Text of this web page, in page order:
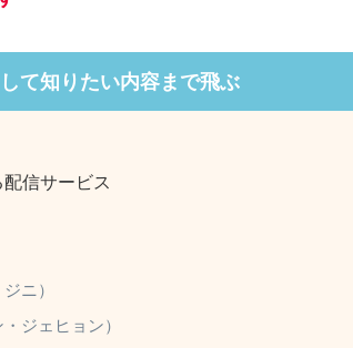
て知りたい内容まで飛ぶ
信サービス
ニ）
ジェヒョン）